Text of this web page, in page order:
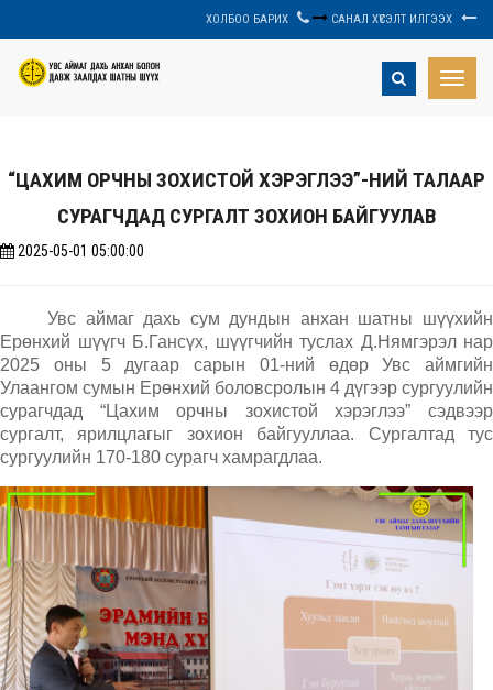
ХОЛБОО БАРИХ САНАЛ ХҮСЭЛТ ИЛГЭЭХ
Toggle
“ЦАХИМ ОРЧНЫ ЗОХИСТОЙ ХЭРЭГЛЭЭ”-НИЙ ТАЛААР
СУРАГЧДАД СУРГАЛТ ЗОХИОН БАЙГУУЛАВ
2025-05-01 05:00:00
Увс аймаг дахь сум дундын анхан шатны шүүхийн
Ерөнхий шүүгч Б.Гансүх, шүүгчийн туслах Д.Нямгэрэл нар
2025 оны 5 дугаар сарын 01-ний өдөр Увс аймгийн
Улаангом сумын Ерөнхий боловсролын 4 дүгээр сургуулийн
сурагчдад “Цахим орчны зохистой хэрэглээ” сэдвээр
сургалт, ярилцлагыг зохион байгууллаа. Сургалтад тус
сургуулийн 170-180 сурагч хамрагдлаа.